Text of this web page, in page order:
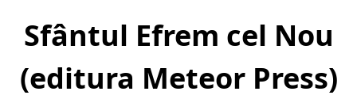
Sfântul Efrem cel Nou
(editura Meteor Press)